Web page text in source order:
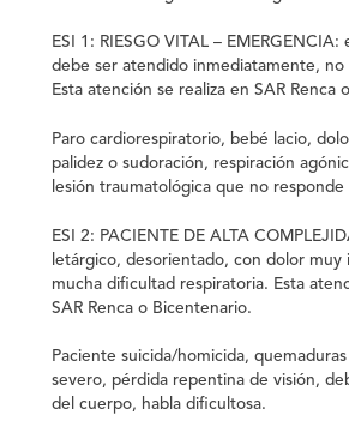
ESI 1: RIESGO VITAL – EMERGENCIA:
debe ser atendido inmediatamente, no
Esta atención se realiza en SAR Renca
Paro cardiorespiratorio, bebé lacio,
palidez o sudoración, respiración
lesión traumatológica que no responde
ESI 2: PACIENTE DE ALTA
letárgico, desorientado, con dolor muy
mucha dificultad respiratoria. Esta
SAR Renca o Bicentenario.
Paciente suicida/homicida,
severo, pérdida repentina de visión,
del cuerpo, habla dificultosa.